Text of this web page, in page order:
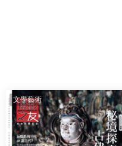
文學藝術